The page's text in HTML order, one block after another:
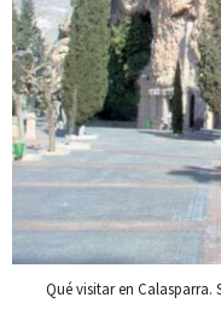
Qué visitar en Calasparra.